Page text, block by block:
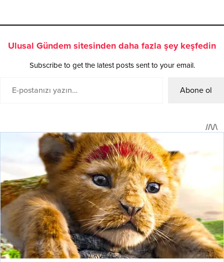
Ulusal Gündem sitesinden daha fazla şey keşfedin
Subscribe to get the latest posts sent to your email.
Abone ol